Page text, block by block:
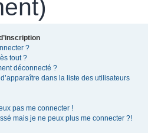
?
tout ?
déconnecté ?
dans la liste des utilisateurs
pas me connecter !
mais je ne peux plus me connecter ?!